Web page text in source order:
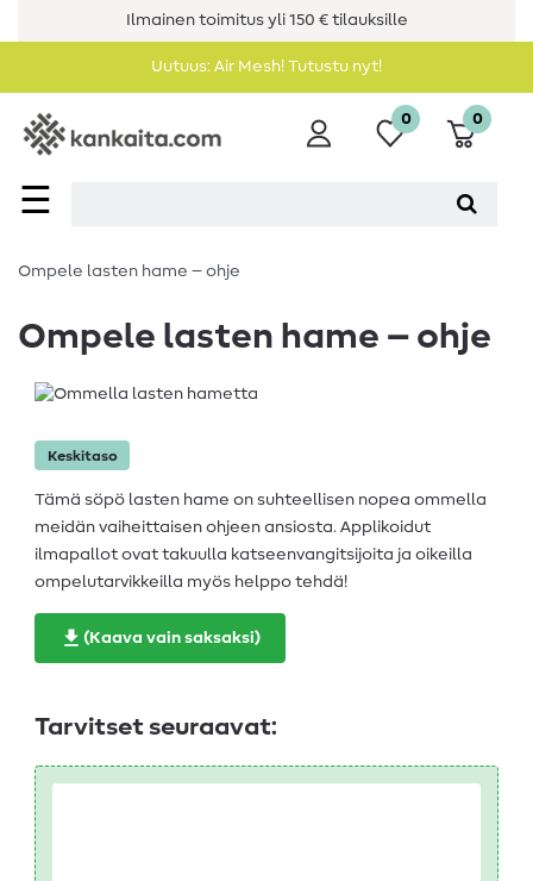
Ilmainen toimitus yli 150 € tilauksille
Uutuus: Air Mesh! Tutustu nyt!
☰
0 0
Ompele lasten hame – ohje
Ompele lasten hame – ohje
Keskitaso
Tämä söpö lasten hame on suhteellisen nopea ommella
meidän vaiheittaisen ohjeen ansiosta. Applikoidut
ilmapallot ovat takuulla katseenvangitsijoita ja oikeilla
ompelutarvikkeilla myös helppo tehdä!
(Kaava vain saksaksi)
Tarvitset seuraavat: